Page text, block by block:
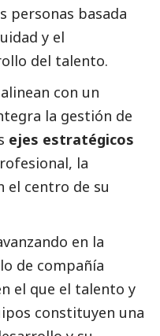
personas basada
y el
del talento.
con un
la gestión de
ejes estratégicos
la
el centro de su
en la
de compañía
el que el talento y
constituyen una